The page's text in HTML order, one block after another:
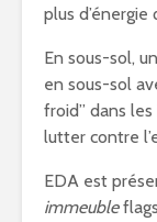
plus d’énergie
En sous-sol,
en sous-sol
froid” dans
lutter contre
EDA est
immeuble